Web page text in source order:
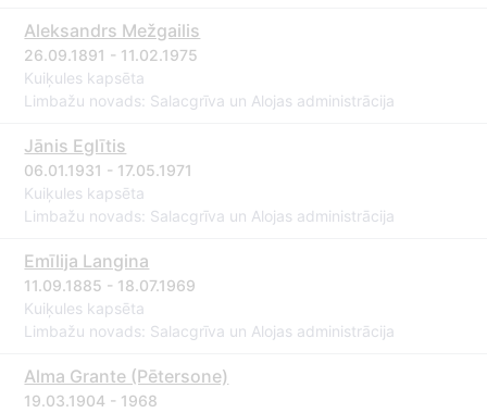
Aleksandrs Mežgailis
26.09.1891 - 11.02.1975
Kuiķules kapsēta
Limbažu novads: Salacgrīva un Alojas administrācija
Jānis Eglītis
06.01.1931 - 17.05.1971
Kuiķules kapsēta
Limbažu novads: Salacgrīva un Alojas administrācija
Emīlija Langina
11.09.1885 - 18.07.1969
Kuiķules kapsēta
Limbažu novads: Salacgrīva un Alojas administrācija
Alma Grante (Pētersone)
19.03.1904 - 1968